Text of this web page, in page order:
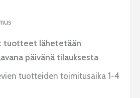
tuotteet lähetetään
päivänä tilauksesta
tuotteiden toimitusaika 1-4